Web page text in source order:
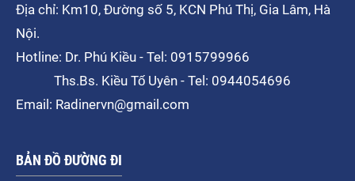
Địa chỉ: Km10, Đường số 5, KCN Phú Thị, Gia Lâm, Hà
Nội.
Hotline: Dr. Phú Kiều - Tel: 0915799966
Ths.Bs. Kiều Tố Uyên - Tel: 0944054696
Email: Radinervn@gmail.com
BẢN ĐỒ ĐƯỜNG ĐI